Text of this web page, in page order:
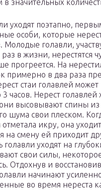
в значительных
уходят поэтапно,
особи, которые
Молодые голавли,
в жизни, нерестятся
прогреется. На
примерно в два раза
стаи голавлей может
3 часов. Нерест
высовывают спины
шума свои плеском.
икру, она
на смену ей приходит
уходят на
свои силы,
Отдохнув и
начинают усиленно
во время нереста